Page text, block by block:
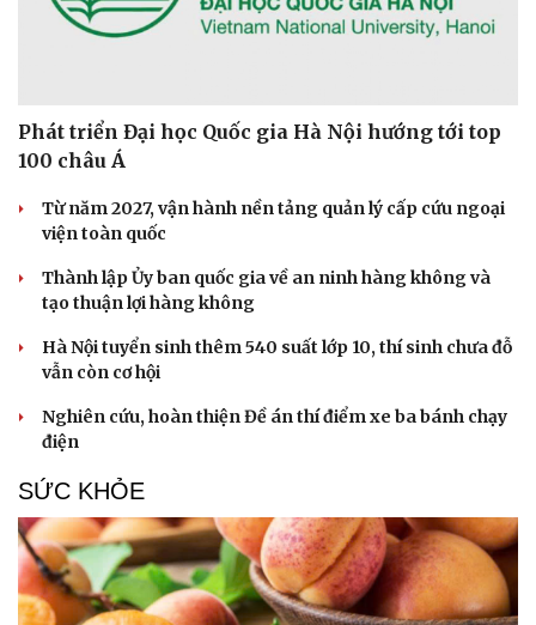
Phát triển Đại học Quốc gia Hà Nội hướng tới top
100 châu Á
Từ năm 2027, vận hành nền tảng quản lý cấp cứu ngoại
viện toàn quốc
Thành lập Ủy ban quốc gia về an ninh hàng không và
tạo thuận lợi hàng không
Hà Nội tuyển sinh thêm 540 suất lớp 10, thí sinh chưa đỗ
vẫn còn cơ hội
Nghiên cứu, hoàn thiện Đề án thí điểm xe ba bánh chạy
điện
SỨC KHỎE